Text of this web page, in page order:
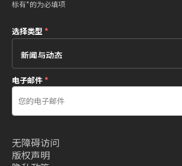
标有*的为必填项
选择类型*
电子邮件*
无障碍访问
版权声明